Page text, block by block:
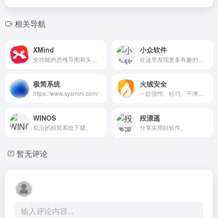
相关导航
XMind 小众软件
极简系统
https://www.sysmini.com/
火绒安全
WINOS
前沿的精简系统下载。
殁漂遥
分享实用好软件。
暂无评论